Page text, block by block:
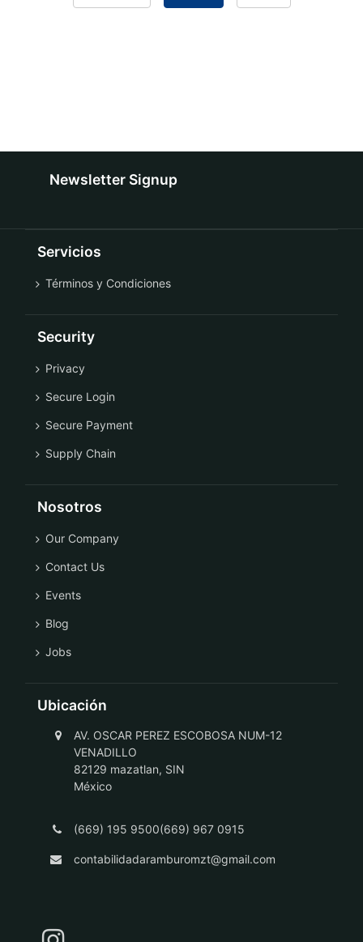
Newsletter Signup
Servicios
Términos y Condiciones
Security
Privacy
Secure Login
Secure Payment
Supply Chain
Nosotros
Our Company
Contact Us
Events
Blog
Jobs
Ubicación
AV. OSCAR PEREZ ESCOBOSA NUM-12
VENADILLO
82129 mazatlan, SIN
México
(669) 195 9500(669) 967 0915
contabilidadaramburomzt@gmail.com